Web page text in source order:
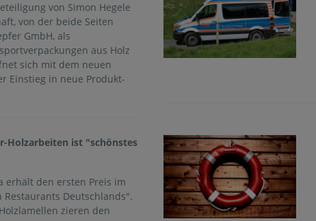
von Simon Hegele
von der beide Seiten
GmbH, als
aus Holz
sich mit dem neuen
Einstieg in neue Produkt-
Holzarbeiten ist "schönstes
erhält den ersten Preis im
Deutschlands".
zieren den